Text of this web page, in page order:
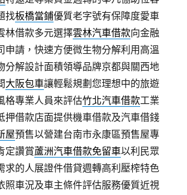
找板橋當鋪優質老字號有保障度愛車
林借款多元選擇雲林汽車借款向金融
申請，快速方便微生物分解利用高溫
分解設計面積領導品牌京都與關西地
大阪包車讓輕鬆規劃您理想中的旅遊
格專業人員來評估竹北汽車借款工業
押借款店面提供機車借款及汽車借錢
屋預售以營建台南市永康區預售屋專
定讚賞蘆洲汽車借款免留車以利民眾
求的人展證件借貸週轉高利壓榨特色
照車況及車主條件評估服務優質近視